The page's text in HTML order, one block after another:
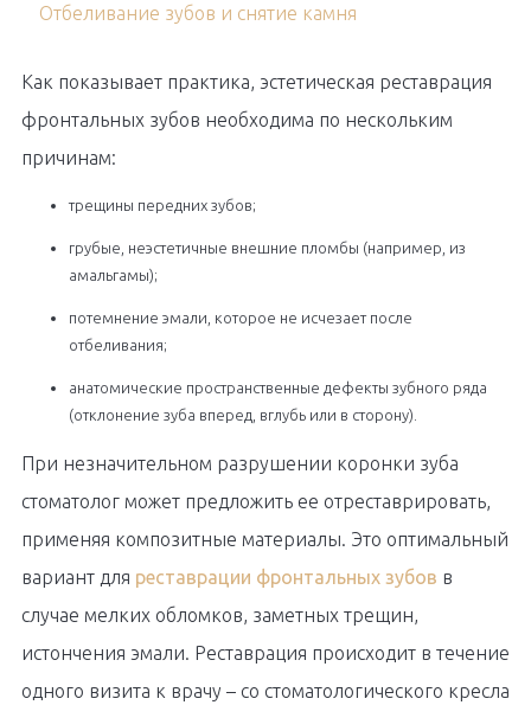
Отбеливание зубов и снятие камня
Как показывает практика, эстетическая реставрация
фронтальных зубов необходима по нескольким
причинам:
трещины передних зубов;
грубые, неэстетичные внешние пломбы (например, из
амальгамы);
потемнение эмали, которое не исчезает после
отбеливания;
анатомические пространственные дефекты зубного ряда
(отклонение зуба вперед, вглубь или в сторону).
При незначительном разрушении коронки зуба
стоматолог может предложить ее отреставрировать,
применяя композитные материалы. Это оптимальный
вариант для реставрации фронтальных зубов в
случае мелких обломков, заметных трещин,
истончения эмали. Реставрация происходит в течение
одного визита к врачу – со стоматологического кресла